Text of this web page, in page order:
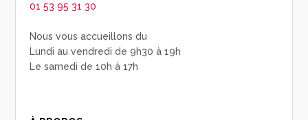
01 53 95 31 30
Nous vous accueillons du
Lundi au vendredi de 9h30 à 19h
Le samedi de 10h à 17h